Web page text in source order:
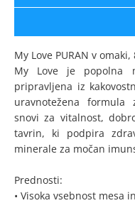
My Love PURAN v omaki,
My Love je popolna
pripravljena iz
uravnotežena formula
snovi za vitalnost,
tavrin, ki podpira
minerale za močan
Prednosti:
• Visoka vsebnost mesa